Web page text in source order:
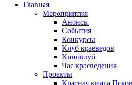
Главная
Мероприятия
Анонсы
События
Конкурсы
Клуб краеведов
Киноклуб
Час краеведения
Проекты
Красная книга